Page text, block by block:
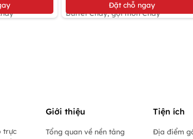
Buffet Chay, gọi món Chay
Đặt chỗ ngay
trực
Giới thiệu
Tổng quan về nền tảng
Tiện ích
Địa điểm